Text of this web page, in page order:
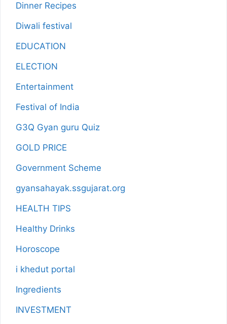
Dinner Recipes
Diwali festival
EDUCATION
ELECTION
Entertainment
Festival of India
G3Q Gyan guru Quiz
GOLD PRICE
Government Scheme
gyansahayak.ssgujarat.org
HEALTH TIPS
Healthy Drinks
Horoscope
i khedut portal
Ingredients
INVESTMENT